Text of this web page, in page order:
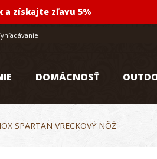
získajte zľavu 5%
DOMÁCNOSŤ
SPARTAN VRECKOVÝ NÔŽ